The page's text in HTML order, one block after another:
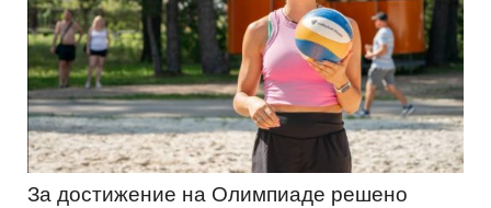
За достижение на Олимпиаде решено